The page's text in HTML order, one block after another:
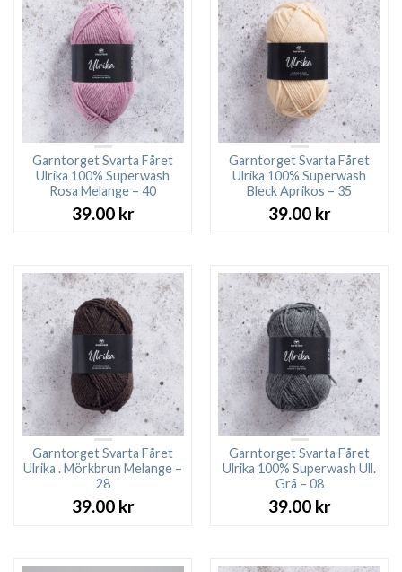
Garntorget Svarta Fåret
Ulrika 100% Superwash
Rosa Melange – 40
39.00 kr
Garntorget Svarta Fåret
Ulrika 100% Superwash
Bleck Aprikos – 35
39.00 kr
Garntorget Svarta Fåret
Ulrika . Mörkbrun Melange –
28
39.00 kr
Garntorget Svarta Fåret
Ulrika 100% Superwash Ull.
Grå – 08
39.00 kr